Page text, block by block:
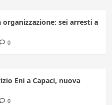
sei arresti a
0
Eni a Capaci, nuova
0